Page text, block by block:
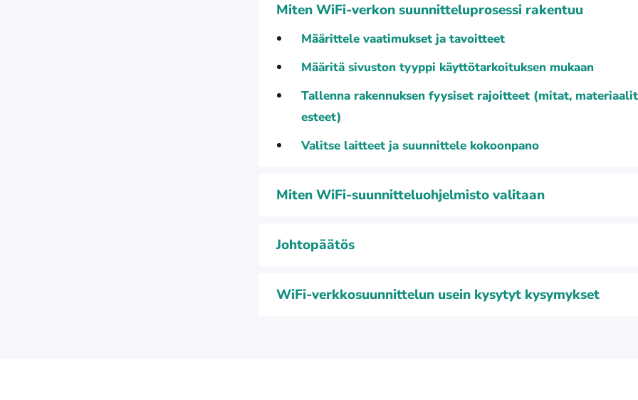
Miten WiFi-verkon suunnitteluprosessi rakentuu
Määrittele vaatimukset ja tavoitteet
Määritä sivuston tyyppi käyttötarkoituksen mukaan
Tallenna rakennuksen fyysiset rajoitteet (mitat,
esteet)
Valitse laitteet ja suunnittele kokoonpano
Miten WiFi-suunnitteluohjelmisto valitaan
Johtopäätös
WiFi-verkkosuunnittelun usein kysytyt kysymykset